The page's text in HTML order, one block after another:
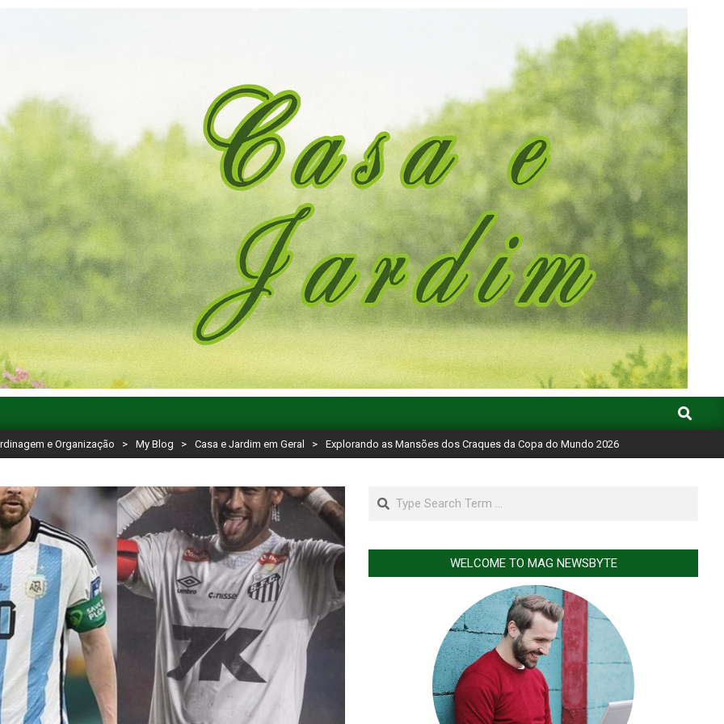
Search
e Organização > My Blog > Casa e Jardim em Geral > Explorando as Mansões dos Craques da Copa do Mundo 2026
Search
WELCOME TO MAG NEWSBYTE